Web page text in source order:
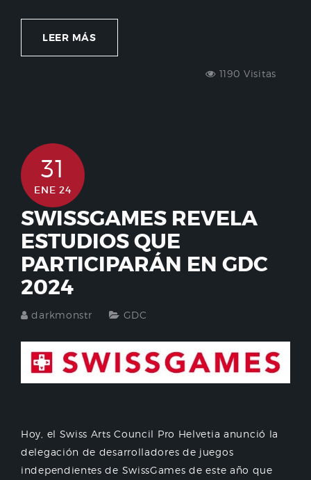
LEER MÁS
1190 Visitas
31
ENE 24
SWISSGAMES REVELA
ESTUDIOS QUE
PARTICIPARÁN EN GDC
2024
darkmonstr GDC
Hoy, el Swiss Arts Council Pro Helvetia anunció la
delegación de desarrolladores de juegos
independientes de SwissGames de este año que